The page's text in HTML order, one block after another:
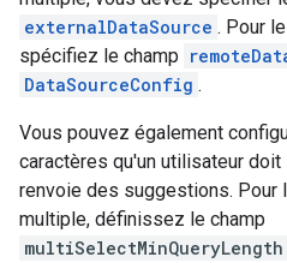
externalDataSource . Pour
spécifiez le champ
DataSourceConfig .
Vous pouvez également
caractères qu'un utilisateur
renvoie des suggestions. Pour
multiple, définissez le champ
multiSelectMinQueryLength